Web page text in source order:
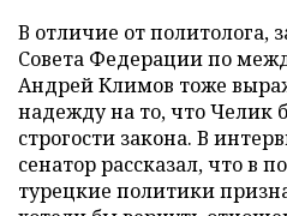
В отличие от политолога,
Совета Федерации по
Андрей Климов тоже
надежду на то, что Челик
строгости закона. В
сенатор рассказал, что в
турецкие политики